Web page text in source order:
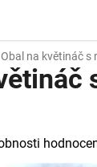
Obal na květináč s